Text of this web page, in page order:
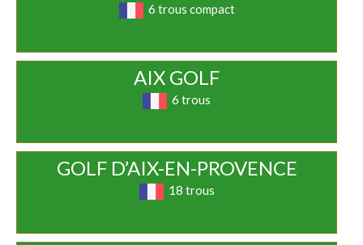
6 trous compact
AIX GOLF
6 trous
GOLF D’AIX-EN-PROVENCE
18 trous